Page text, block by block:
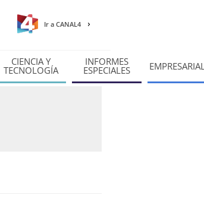
Ir a CANAL4
CIENCIA Y
TECNOLOGÍA
INFORMES
ESPECIALES